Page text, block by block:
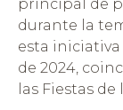
principal de
durante la
esta iniciativa
de 2024,
las Fiestas